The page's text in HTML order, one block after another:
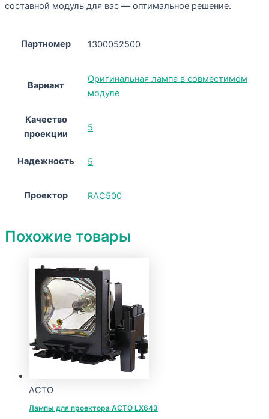
составной модуль для вас — оптимальное решение.
Партномер 1300052500
Вариант
Оригинальная лампа в совместимом
модуле
Качество
проекции
5
Надежность 5
Проектор RAC500
Похожие товары
ACTO
Лампы для проектора ACTO LX643